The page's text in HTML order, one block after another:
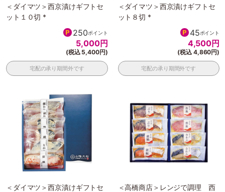
＜ダイマツ＞西京漬けギフトセ
ット１０切 *
250ポイント
5,000円
(税込 5,400円)
宅配の承り期間外です
＜ダイマツ＞西京漬けギフトセ
ット８切 *
45ポイント
4,500円
(税込 4,860円)
宅配の承り期間外です
＜ダイマツ＞西京漬けギフトセ
＜高橋商店＞レンジで調理 西